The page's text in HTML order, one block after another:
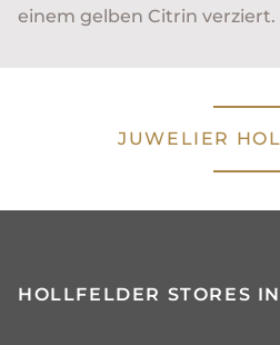
einem gelben Citrin verziert.
JUWELIER
HOLLFELDER STORES